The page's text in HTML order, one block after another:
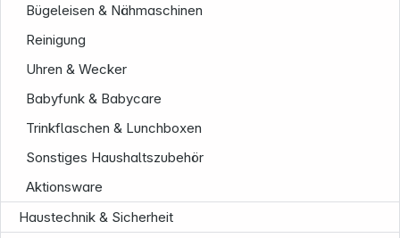
Bügeleisen & Nähmaschinen
Reinigung
Uhren & Wecker
Babyfunk & Babycare
Trinkflaschen & Lunchboxen
Sonstiges Haushaltszubehör
Aktionsware
Haustechnik & Sicherheit